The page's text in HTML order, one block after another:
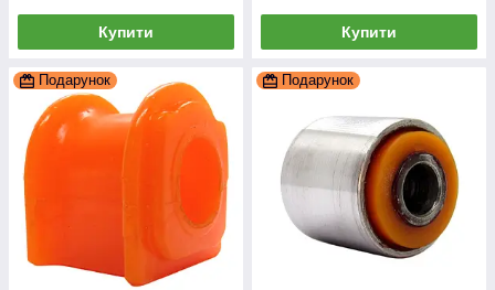
Купити Купити
Подарунок Подарунок